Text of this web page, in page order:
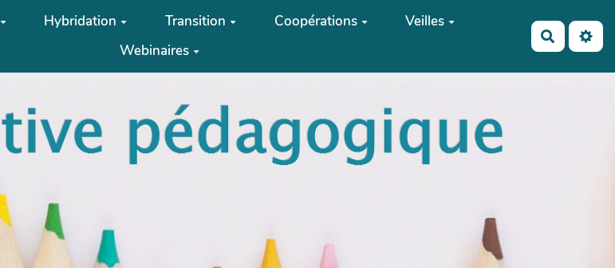
Hybridation Transition Coopérations
Veilles
Webinaires